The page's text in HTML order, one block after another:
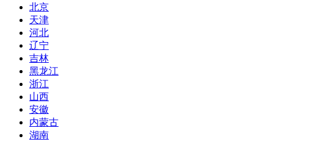
北京
天津
河北
辽宁
吉林
黑龙江
浙江
山西
安徽
内蒙古
湖南